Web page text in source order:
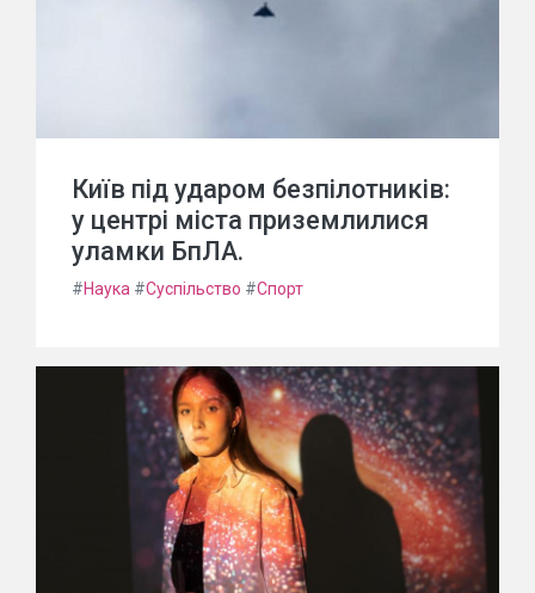
Київ під ударом безпілотників:
у центрі міста приземлилися
уламки БпЛА.
#Наука #Суспільство #Спорт